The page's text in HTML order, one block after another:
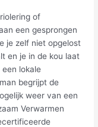
of
een gesprongen
je zelf niet opgelost
en je in de kou laat
lokale
begrijpt de
weer van een
Verwarmen